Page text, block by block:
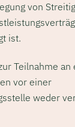
von
ist.
Teilnahme an
vor einer
weder